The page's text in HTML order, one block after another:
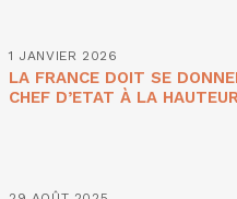
1 JANVIER 2026
LA FRANCE DOIT SE
CHEF D’ETAT À LA